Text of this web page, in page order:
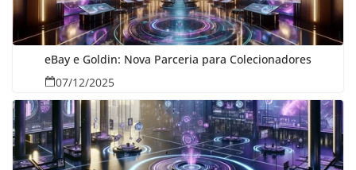
eBay e Goldin: Nova Parceria para Colecionadores
07/12/2025